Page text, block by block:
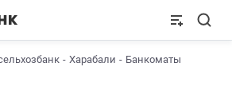
Харабали
Банкоматы